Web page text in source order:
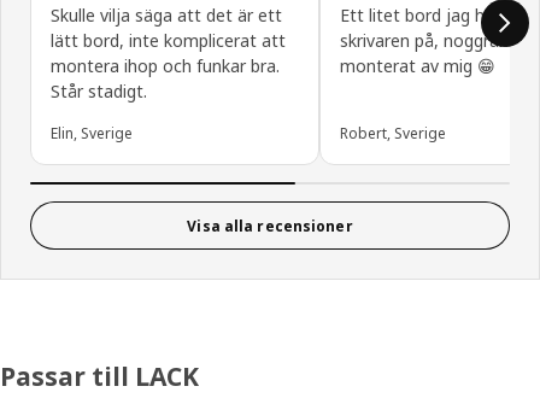
Skulle vilja säga att det är ett
lätt bord, inte komplicerat att
montera ihop och funkar bra.
Står stadigt.
Elin, Sverige
Ett litet bord jag har
skrivaren på, noggrant
monterat av mig 😁
Robert, Sverige
Visa alla recensioner
Passar till LACK